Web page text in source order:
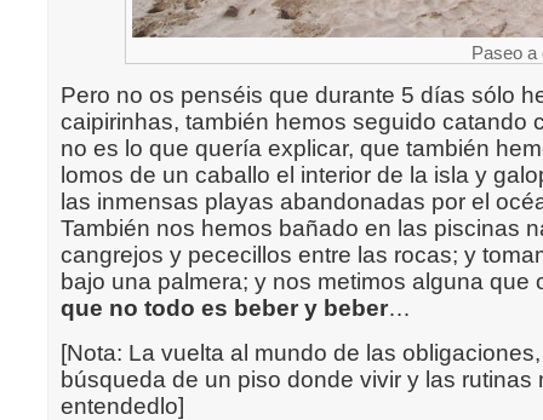
Paseo a
Pero no os penséis que durante 5 días sólo
caipirinhas, también hemos seguido catando
no es lo que quería explicar, que también
lomos de un caballo el interior de la isla y
las inmensas playas abandonadas por el
También nos hemos bañado en las piscinas
cangrejos y pececillos entre las rocas; y
bajo una palmera; y nos metimos alguna que
que no todo es beber y beber…
[Nota: La vuelta al mundo de las
búsqueda de un piso donde vivir y las
entendedlo]